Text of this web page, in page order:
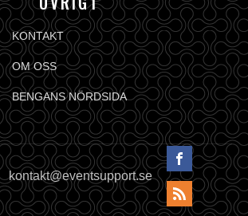
KONTAKT
OM OSS
BENGANS NÖRDSIDA
kontakt@eventsupport.se